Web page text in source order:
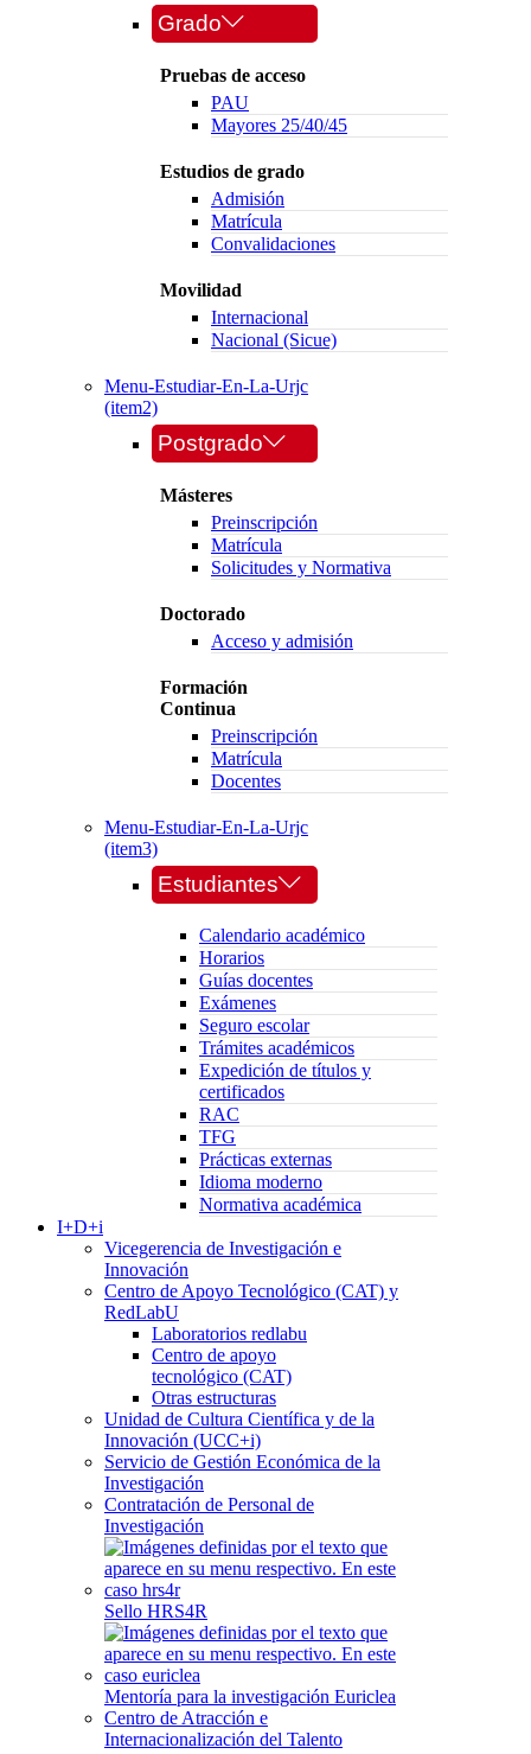
Grado
Pruebas de acceso
PAU
Mayores 25/40/45
Estudios de grado
Admisión
Matrícula
Convalidaciones
Movilidad
Internacional
Nacional (Sicue)
Menu-Estudiar-En-La-Urjc
(item2)
Postgrado
Másteres
Preinscripción
Matrícula
Solicitudes y Normativa
Doctorado
Acceso y admisión
Formación
Continua
Preinscripción
Matrícula
Docentes
Menu-Estudiar-En-La-Urjc
(item3)
Estudiantes
Calendario académico
Horarios
Guías docentes
Exámenes
Seguro escolar
Trámites académicos
Expedición de títulos y
certificados
RAC
TFG
Prácticas externas
Idioma moderno
Normativa académica
I+D+i
Vicegerencia de Investigación e
Innovación
Centro de Apoyo Tecnológico (CAT) y
RedLabU
Laboratorios redlabu
Centro de apoyo
tecnológico (CAT)
Otras estructuras
Unidad de Cultura Científica y de la
Innovación (UCC+i)
Servicio de Gestión Económica de la
Investigación
Contratación de Personal de
Investigación
Sello HRS4R
Mentoría para la investigación Euriclea
Centro de Atracción e
Internacionalización del Talento